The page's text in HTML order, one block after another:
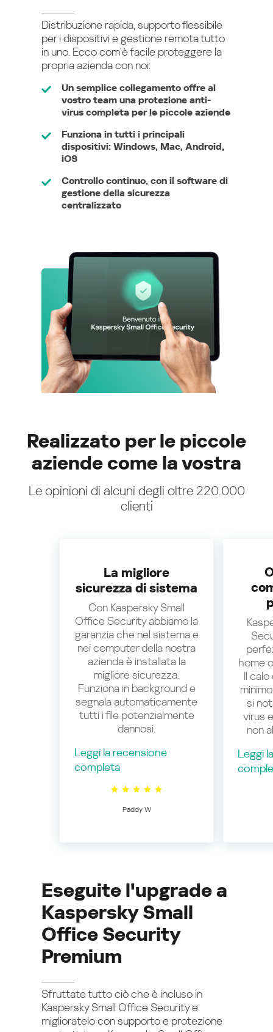
Distribuzione rapida, supporto flessibile
per i dispositivi e gestione remota tutto
in uno. Ecco com'è facile proteggere la
propria azienda con noi:
Un semplice collegamento offre al
vostro team una protezione anti-
virus completa per le piccole aziende
Funziona in tutti i principali
dispositivi: Windows, Mac, Android,
iOS
Controllo continuo, con il software di
gestione della sicurezza
centralizzato
Realizzato per le piccole
aziende come la vostra
Le opinioni di alcuni degli oltre 220.000
clienti
La migliore
sicurezza di sistema
Con Kaspersky Small
Office Security abbiamo la
garanzia che nel sistema e
nei computer della nostra
azienda è installata la
migliore sicurezza.
Funziona in background e
segnala automaticamente
tutti i file potenzialmente
dannosi.
Leggi la recensione
completa
Paddy W
home
Il
si
virus
non
Leggi
Eseguite l'upgrade a
Kaspersky Small
Office Security
Premium
Sfruttate tutto ciò che è incluso in
Kaspersky Small Office Security e
miglioratelo con supporto e protezione